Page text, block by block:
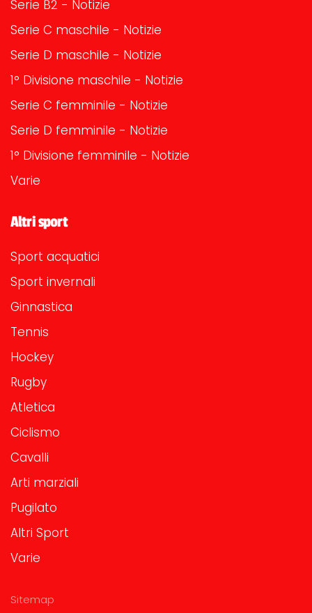
Serie B2 - Notizie
Serie C maschile - Notizie
Serie D maschile - Notizie
1° Divisione maschile - Notizie
Serie C femminile - Notizie
Serie D femminile - Notizie
1° Divisione femminile - Notizie
Varie
Altri sport
Sport acquatici
Sport invernali
Ginnastica
Tennis
Hockey
Rugby
Atletica
Ciclismo
Cavalli
Arti marziali
Pugilato
Altri Sport
Varie
Sitemap